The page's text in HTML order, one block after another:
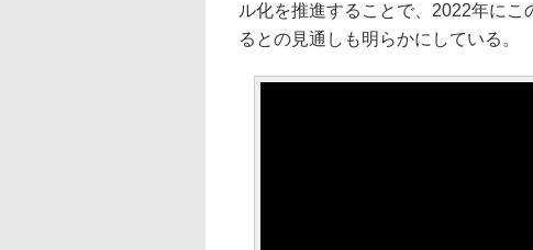
ル化を推進することで、2022年に
るとの見通しも明らかにしている。